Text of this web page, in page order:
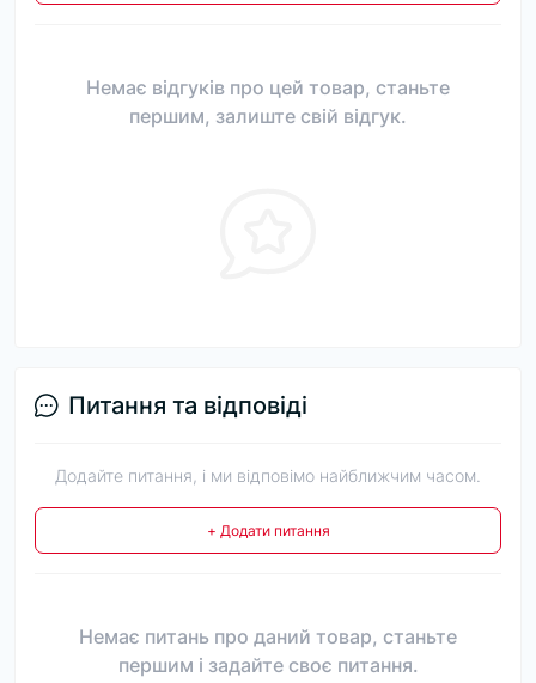
Немає відгуків про цей товар, станьте
першим, залиште свій відгук.
Питання та відповіді
Додайте питання, і ми відповімо найближчим часом.
+ Додати питання
Немає питань про даний товар, станьте
першим і задайте своє питання.